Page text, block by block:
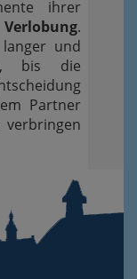
ihrer
.
und
bis die
Partner